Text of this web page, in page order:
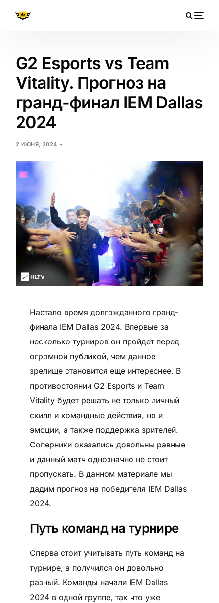
G2 Esports vs Team
Vitality. Прогноз на
гранд-финал IEM Dallas
2024
2 ИЮНЯ, 2024
Настало время долгожданного гранд-
финала IEM Dallas 2024. Впервые за
несколько турниров он пройдет перед
огромной публикой, чем данное
зрелище становится еще интереснее. В
противостоянии G2 Esports и Team
Vitality будет решать не только личный
скилл и командные действия, но и
эмоции, а также поддержка зрителей.
Соперники оказались довольны равные
и данный матч однозначно не стоит
пропускать. В данном материале мы
дадим прогноз на победителя IEM Dallas
2024.
Путь команд на турнире
Сперва стоит учитывать путь команд на
турнире, а получился он довольно
разный. Команды начали IEM Dallas
2024 в одной группе, так что уже